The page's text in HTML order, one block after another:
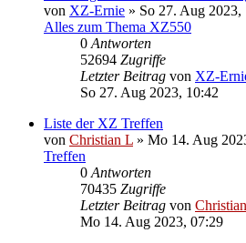
von XZ-Ernie » So 27. Aug 2023,
Alles zum Thema XZ550
0 Antworten
52694 Zugriffe
Letzter Beitrag von XZ-
So 27. Aug 2023, 10:42
Liste der XZ Treffen
von Christian L » Mo 14. Aug
Treffen
0 Antworten
70435 Zugriffe
Letzter Beitrag von
Mo 14. Aug 2023, 07:29